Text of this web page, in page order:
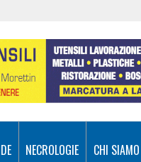
NECROLOGIE CHI SIAMO